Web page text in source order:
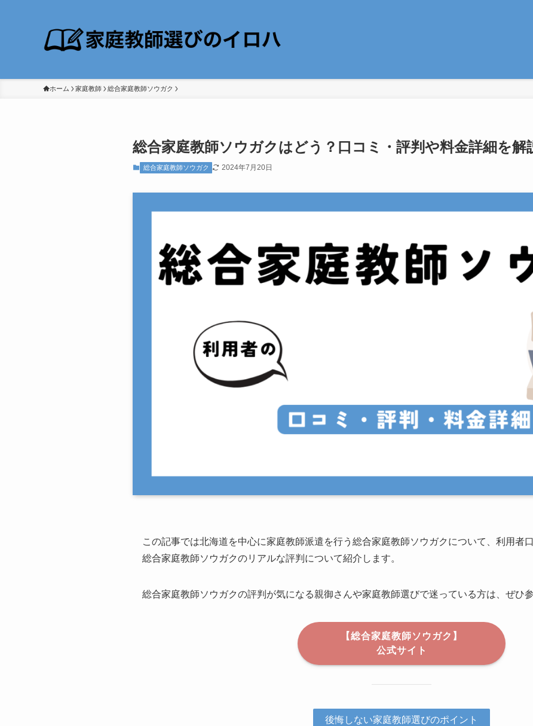
ホーム 家庭教師 総合家庭教師ソウガク
総合家庭教師ソウガクはどう？口コミ・評判や料金詳細を解
総合家庭教師ソウガク 2024年7月20日
この記事では北海道を中心に家庭教師派遣を行う総合家庭教師ソウガクについて、利用者
総合家庭教師ソウガクのリアルな評判について紹介します。
総合家庭教師ソウガクの評判が気になる親御さんや家庭教師選びで迷っている方は、ぜひ
【総合家庭教師ソウガク】
公式サイト
後悔しない家庭教師選びのポイント